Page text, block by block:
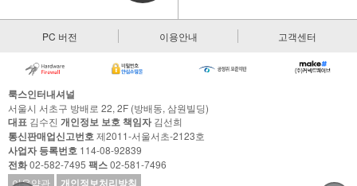
PC 버전 이용안내 고객센터
룩스인터내셔널
서울시 서초구 방배로 22, 2F (방배동, 삼원빌딩)
대표 김수진 개인정보 보호 책임자김선희
통신판매업신고번호제2011-서울서초-2123호
사업자 등록번호 114-08-92839
전화02-582-7495 팩스02-581-7496
이용약관
개인정보처리방침